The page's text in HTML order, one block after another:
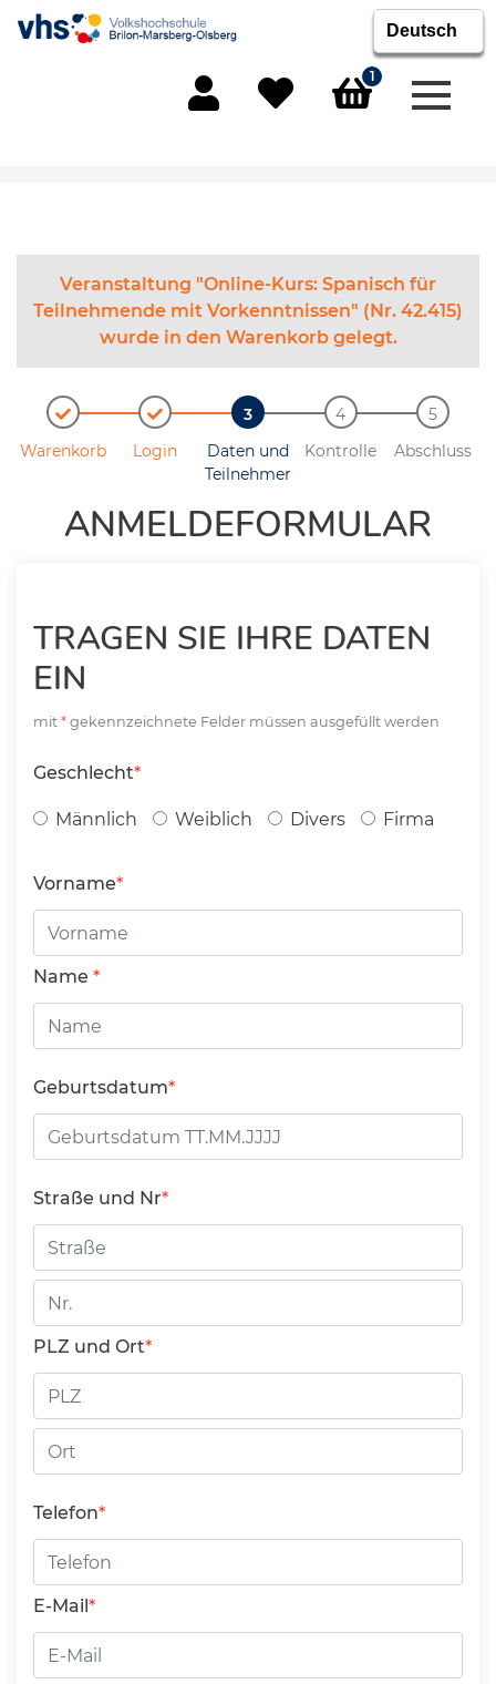
1
Veranstaltung "Online-Kurs: Spanisch für
Teilnehmende mit Vorkenntnissen" (Nr. 42.415)
wurde in den Warenkorb gelegt.
Warenkorb Login
Daten und
Teilnehmer
Kontrolle Abschluss
ANMELDEFORMULAR
TRAGEN SIE IHRE DATEN
EIN
mit gekennzeichnete Felder müssen ausgefüllt werden
Geschlecht
Männlich Weiblich Divers Firma
Vorname
Name
Geburtsdatum
Straße und Nr
Straße
Hausnummer
PLZ und Ort
PLZ
Ort
Telefon
E-Mail